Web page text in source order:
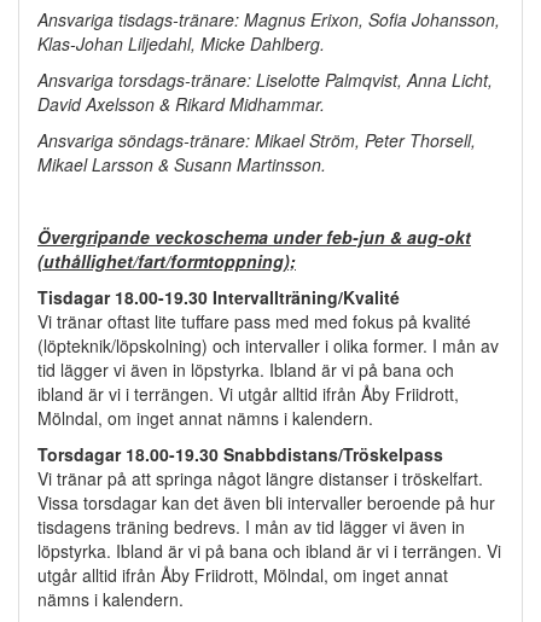
Ansvariga tisdags-tränare: Magnus Erixon, Sofia Johansson,
Klas-Johan Liljedahl, Micke Dahlberg.
Ansvariga torsdags-tränare: Liselotte Palmqvist, Anna Licht,
David Axelsson & Rikard Midhammar.
Ansvariga söndags-tränare: Mikael Ström, Peter Thorsell,
Mikael Larsson & Susann Martinsson.
Övergripande veckoschema under feb-jun & aug-okt
(uthållighet/fart/formtoppning);
Tisdagar 18.00-19.30 Intervallträning/Kvalité
Vi tränar oftast lite tuffare pass med med fokus på kvalité
(löpteknik/löpskolning) och intervaller i olika former. I mån av
tid lägger vi även in löpstyrka. Ibland är vi på bana och
ibland är vi i terrängen. Vi utgår alltid ifrån Åby Friidrott,
Mölndal, om inget annat nämns i kalendern.
Torsdagar 18.00-19.30 Snabbdistans/Tröskelpass
Vi tränar på att springa något längre distanser i tröskelfart.
Vissa torsdagar kan det även bli intervaller beroende på hur
tisdagens träning bedrevs. I mån av tid lägger vi även in
löpstyrka. Ibland är vi på bana och ibland är vi i terrängen. Vi
utgår alltid ifrån Åby Friidrott, Mölndal, om inget annat
nämns i kalendern.